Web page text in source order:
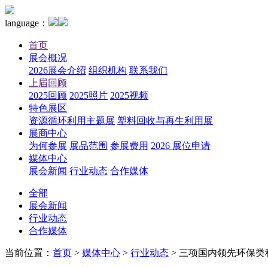
language：
首页
展会概况
2026展会介绍 组织机构 联系我们
上届回顾
2025回顾 2025照片 2025视频
特色展区
资源循环利用主题展 塑料回收与再生利用展
展商中心
为何参展 展品范围 参展费用 2026 展位申请
媒体中心
展会新闻 行业动态 合作媒体
全部
展会新闻
行业动态
合作媒体
当前位置： 首页 > 媒体中心 > 行业动态 > 三项国内领先环保类